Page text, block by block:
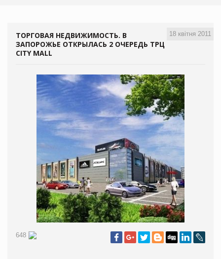
18 квітня 2011
ТОРГОВАЯ НЕДВИЖИМОСТЬ. В
ЗАПОРОЖЬЕ ОТКРЫЛАСЬ 2 ОЧЕРЕДЬ ТРЦ
CITY MALL
648